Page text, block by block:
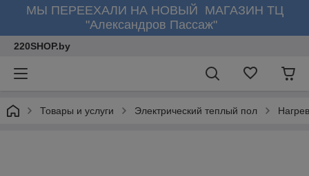
МЫ ПЕРЕЕХАЛИ НА НОВЫЙ МАГАЗИН ТЦ
"Александров Пассаж"
220SHOP.by
Товары и услуги Электрический теплый пол